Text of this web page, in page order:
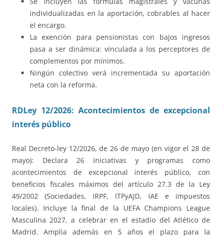
individualizadas en la aportación, cobrables al hacer
el encargo.
La exención para pensionistas con bajos ingresos
pasa a ser dinámica: vinculada a los perceptores de
complementos por mínimos.
Ningún colectivo verá incrementada su aportación
neta con la reforma.
RDLey 12/2026: Acontecimientos de excepcional
interés público
Real Decreto-ley 12/2026, de 26 de mayo (en vigor el 28 de
mayo): Declara 26 iniciativas y programas como
acontecimientos de excepcional interés público, con
beneficios fiscales máximos del artículo 27.3 de la Ley
49/2002 (Sociedades, IRPF, ITPyAJD, IAE e impuestos
locales). Incluye la final de la UEFA Champions League
Masculina 2027, a celebrar en el estadio del Atlético de
Madrid. Amplia además en 5 años el plazo para la